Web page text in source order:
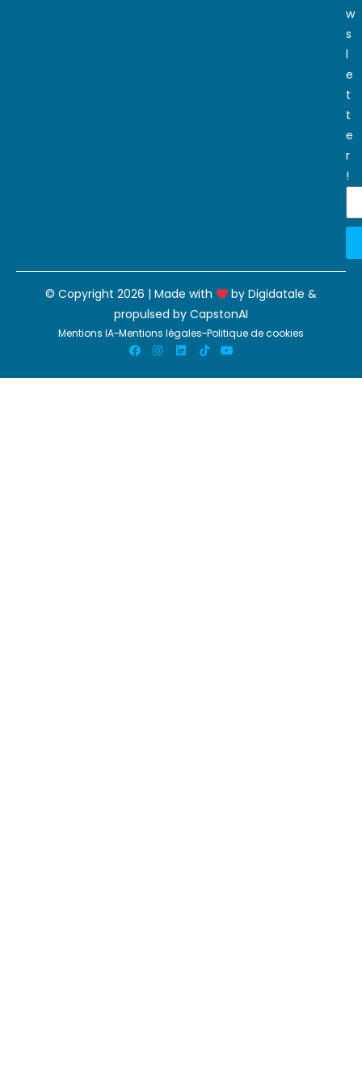
w
s
l
e
t
t
e
r
!
© Copyright 2026 | Made with byDigidatale &
propulsed by CapstonAI
Mentions IA Mentions légales Politique de cookies